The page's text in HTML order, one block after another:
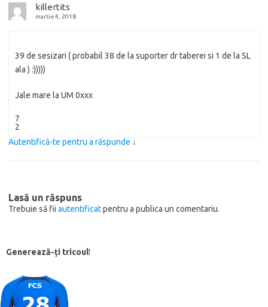
killertits
martie 4, 2018
39 de sesizari ( probabil 38 de la suporter dr taberei si 1 de la SL
ala ) :)))))
Jale mare la UM 0xxx
7
2
Autentifică-te pentru a răspunde ↓
Lasă un răspuns
Trebuie să fii autentificatpentru a publica un comentariu.
Generează-ți tricoul!